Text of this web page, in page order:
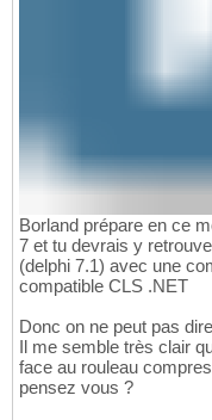
Borland prépare en ce
7 et tu devrais y
(delphi 7.1) avec une
compatible CLS .NET
Donc on ne peut pas
Il me semble très clair
face au rouleau
pensez vous ?